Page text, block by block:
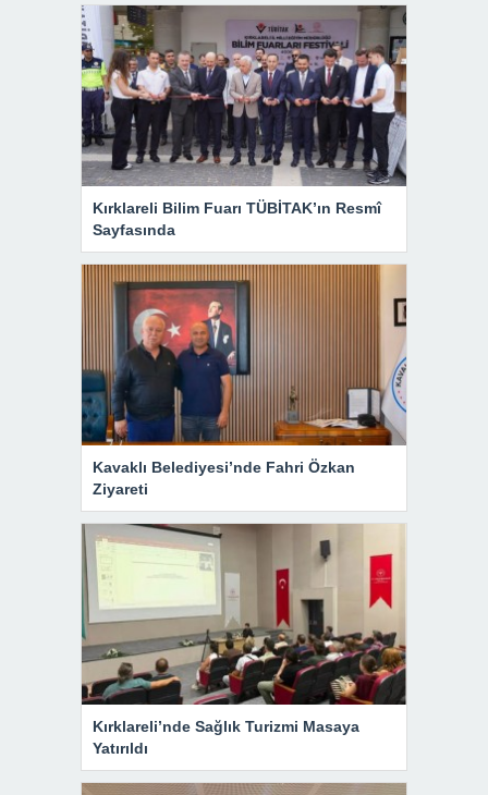
Kırklareli Bilim Fuarı TÜBİTAK’ın Resmî
Sayfasında
Kavaklı Belediyesi’nde Fahri Özkan
Ziyareti
Kırklareli’nde Sağlık Turizmi Masaya
Yatırıldı